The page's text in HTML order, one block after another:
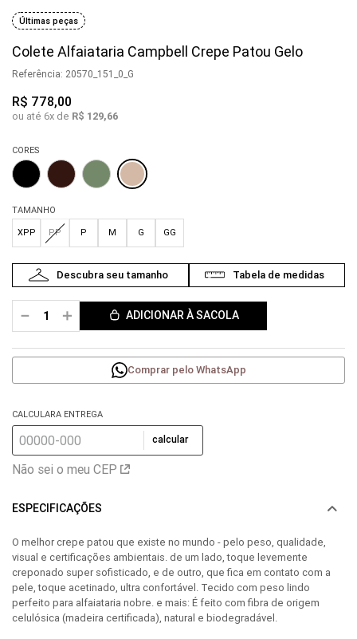
Últimas peças
Colete Alfaiataria Campbell Crepe Patou Gelo
Referência: 20570_151_0_G
R$ 778,00
ou até 6x de R$ 129,66
CORES
TAMANHO
PP P M G GG
XPP
＋
－ ADICIONAR À SACOLA
Comprar pelo WhatsApp
CALCULARA ENTREGA
calcular
Não sei o meu CEP
ESPECIFICAÇÕES
O melhor crepe patou que existe no mundo - pelo peso, qualidade,
visual e certificações ambientais. de um lado, toque levemente
creponado super sofisticado, e de outro, que fica em contato com a
pele, toque acetinado, ultra confortável. Tecido com peso lindo
perfeito para alfaiataria nobre. e mais: É feito com fibra de origem
celulósica (madeira certificada), natural e biodegradável.